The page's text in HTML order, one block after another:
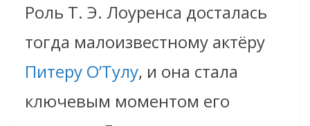
Роль Т. Э. Лоуренса досталась
тогда малоизвестному актёру
Питеру О’Тулу, и она стала
ключевым моментом его